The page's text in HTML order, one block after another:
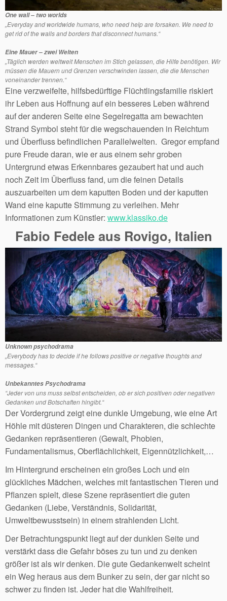
One wall – two worlds
„Everyday and worldwide humans, who need help are forsaken. We need to
get rid of the walls and borders that disconnect humans.“
Eine Mauer – zwei Welten
„Täglich werden weltweit Menschen im Stich gelassen, die Hilfe benötigen. Wir
müssen die Mauern und Grenzen verschwinden lassen, die die Menschen
voneinander trennen.“
Eine verzweifelte, hilfsbedürftige Flüchtlingsfamilie riskiert
ihr Leben aus Hoffnung auf ein besseres Leben während
auf der anderen Seite eine Segelregatta am bewachten
Strand Symbol steht für die wegschauenden in Reichtum
und Überfluss befindlichen Parallelwelten. Gregor empfand
pure Freude daran, wie er aus einem sehr groben
Untergrund etwas Erkennbares gezaubert hat und auch
noch Zeit im Überfluss fand, um die feinen Details
auszuarbeiten um dem kaputten Boden und der kaputten
Wand eine kaputte Stimmung zu verleihen. Mehr
Informationen zum Künstler: www.klassiko.de
Fabio Fedele aus Rovigo, Italien
Unknown psychodrama
„Everybody has to decide if he follows positive or negative thoughts and
messages.“
Unbekanntes Psychodrama
“Jeder von uns muss selbst entscheiden, ob er sich positiven oder negativen
Gedanken und Botschaften hingibt.“
Der Vordergrund zeigt eine dunkle Umgebung, wie eine Art
Höhle mit düsteren Dingen und Charakteren, die schlechte
Gedanken repräsentieren (Gewalt, Phobien,
Fundamentalismus, Oberflächlichkeit, Eigennützlichkeit,…
Im Hintergrund erscheinen ein großes Loch und ein
glückliches Mädchen, welches mit fantastischen Tieren und
Pflanzen spielt, diese Szene repräsentiert die guten
Gedanken (Liebe, Verständnis, Solidarität,
Umweltbewusstsein) in einem strahlenden Licht.
Der Betrachtungspunkt liegt auf der dunklen Seite und
verstärkt dass die Gefahr böses zu tun und zu denken
größer ist als wir denken. Die gute Gedankenwelt scheint
ein Weg heraus aus dem Bunker zu sein, der gar nicht so
schwer zu finden ist. Jeder hat die Wahlfreiheit.